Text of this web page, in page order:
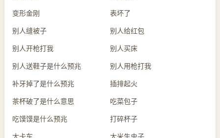
变形金刚 表坏了
别人缝被子 别人给红包
别人开枪打我 别人买床
别人送鞋子是什么预兆 别人用枪打我
补牙掉了是什么预兆 插排起火
茶杯破了是什么意思 吃菜包子
吃馍馍是什么预兆 打碎杯子